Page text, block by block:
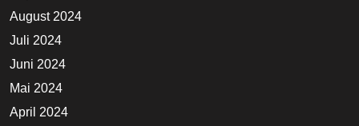
August 2024
Juli 2024
Juni 2024
Mai 2024
April 2024